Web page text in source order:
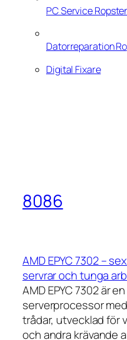
PC Service
Datorreparation
Digital Fixare
8086
AMD EPYC 7302 –
servrar och tunga
AMD EPYC 7302 är
serverprocessor
trådar, utvecklad för
och andra krävande